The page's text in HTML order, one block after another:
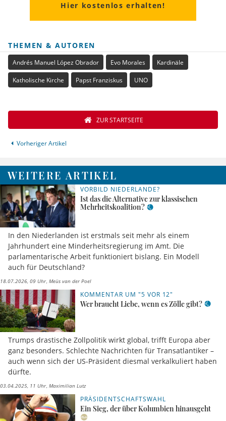
Hier kostenlos erhalten!
THEMEN & AUTOREN
Andrés Manuel López Obrador Evo Morales Kardinäle
Katholische Kirche Papst Franziskus UNO
Vorheriger Artikel
ZUR STARTSEITE
WEITERE ARTIKEL
VORBILD NIEDERLANDE?
Ist das die Alternative zur klassischen
Mehrheitskoalition?
In den Niederlanden ist erstmals seit mehr als einem
Jahrhundert eine Minderheitsregierung im Amt. Die
parlamentarische Arbeit funktioniert bislang. Ein Modell
auch für Deutschland?
18.07.2026, 09 Uhr Meüs van der Poel
KOMMENTAR UM "5 VOR 12"
Wer braucht Liebe, wenn es Zölle gibt?
Trumps drastische Zollpolitik wirkt global, trifft Europa aber
ganz besonders. Schlechte Nachrichten für Transatlantiker –
auch wenn sich der US-Präsident diesmal verkalkuliert haben
dürfte.
03.04.2025, 11 Uhr Maximilian Lutz
PRÄSIDENTSCHAFTSWAHL
Ein Sieg, der über Kolumbien hinausgeht